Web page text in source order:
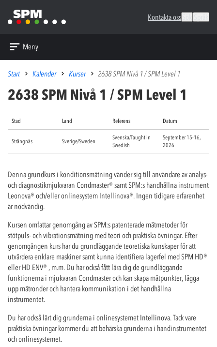
Kontakta oss
Meny
Start Kalender Kurser 2638 SPM Nivå 1 / SPM Level 1
2638 SPM Nivå 1 / SPM Level 1
Stad Land Referens Datum
Strängnäs Sverige/Sweden
Svenska/Taught in
Swedish
September 15-16,
2026
Denna grundkurs i konditionsmätning vänder sig till användare av analys-
och diagnostikmjukvaran Condmaster® samt SPM:s handhållna instrument
Leonova® och/eller onlinesystem Intellinova®. Ingen tidigare erfarenhet
är nödvändig.
Kursen omfattar genomgång av SPM:s patenterade mätmetoder för
stötpuls- och vibrationsmätning med teori och praktiska övningar. Efter
genomgången kurs har du grundläggande teoretiska kunskaper för att
utvärdera enklare maskiner samt kunna identifiera lagerfel med SPM HD®
eller HD ENV® , m.m. Du har också fått lära dig de grundläggande
funktionerna i mjukvaran Condmaster och kan skapa mätpunkter, lägga
upp mätronder och hantera kommunikation i det handhållna
instrumentet.
Du har också lärt dig grunderna i onlinesystemet Intellinova. Tack vare
praktiska övningar kommer du att behärska grunderna i handinstrumentet
och onlinesystemet.